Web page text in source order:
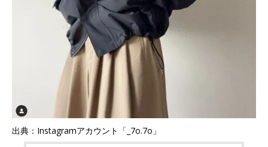
出典：Instagramアカウント「_7o.7o」